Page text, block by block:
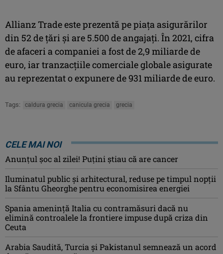
Allianz Trade este prezentă pe piaţa asigurărilor
din 52 de ţări şi are 5.500 de angajaţi. În 2021, cifra
de afaceri a companiei a fost de 2,9 miliarde de
euro, iar tranzacţiile comerciale globale asigurate
au reprezentat o expunere de 931 miliarde de euro.
Tags: caldura grecia canicula grecia grecia
CELE MAI NOI
Anunţul şoc al zilei! Puţini ştiau că are cancer
Iluminatul public şi arhitectural, reduse pe timpul nopţii
la Sfântu Gheorghe pentru economisirea energiei
Spania ameninţă Italia cu contramăsuri dacă nu
elimină controalele la frontiere impuse după criza din
Ceuta
Arabia Saudită, Turcia şi Pakistanul semnează un acord